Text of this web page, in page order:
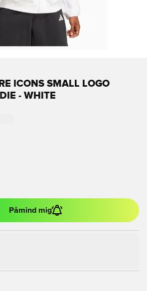
ICONS SMALL LOGO
- WHITE
Påmind mig